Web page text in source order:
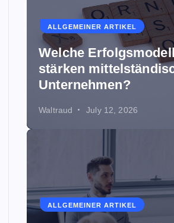
ALLGEMEINER ARTIKEL
Welche
stärken
Unternehmen?
Waltraud July 12, 2026
ALLGEMEINER ARTIKEL